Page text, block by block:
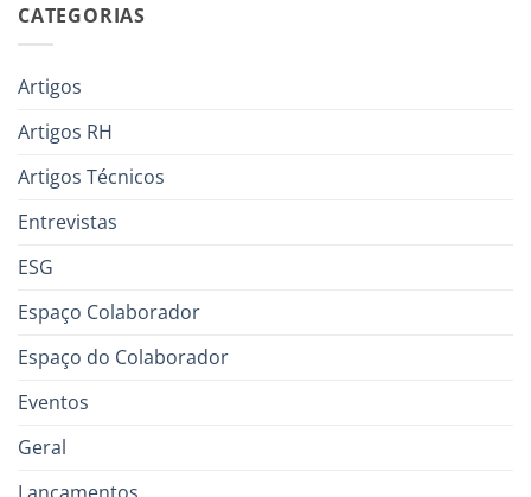
CATEGORIAS
Artigos
Artigos RH
Artigos Técnicos
Entrevistas
ESG
Espaço Colaborador
Espaço do Colaborador
Eventos
Geral